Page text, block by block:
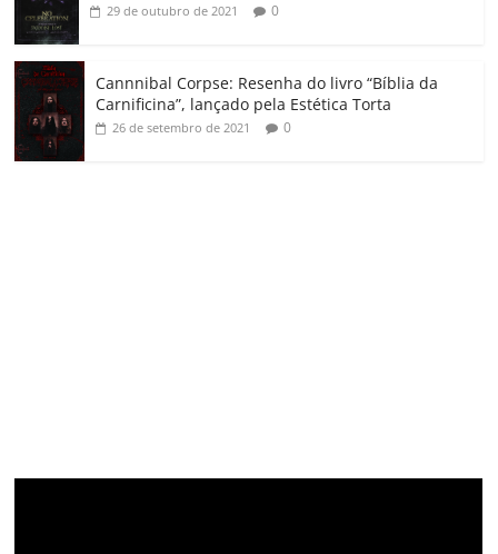
29 de outubro de 2021 0
Cannnibal Corpse: Resenha do livro “Bíblia da
Carnificina”, lançado pela Estética Torta
26 de setembro de 2021 0